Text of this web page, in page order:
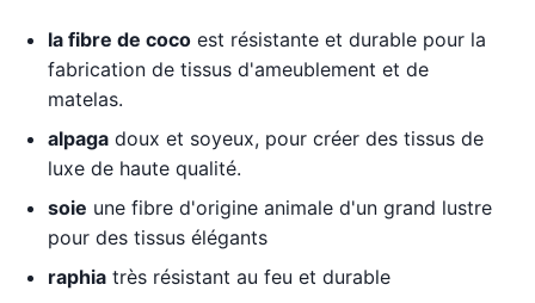
la fibre de coco est résistante et durable pour la
fabrication de tissus d'ameublement et de
matelas.
alpaga doux et soyeux, pour créer des tissus de
luxe de haute qualité.
soie une fibre d'origine animale d'un grand lustre
pour des tissus élégants
raphia très résistant au feu et durable